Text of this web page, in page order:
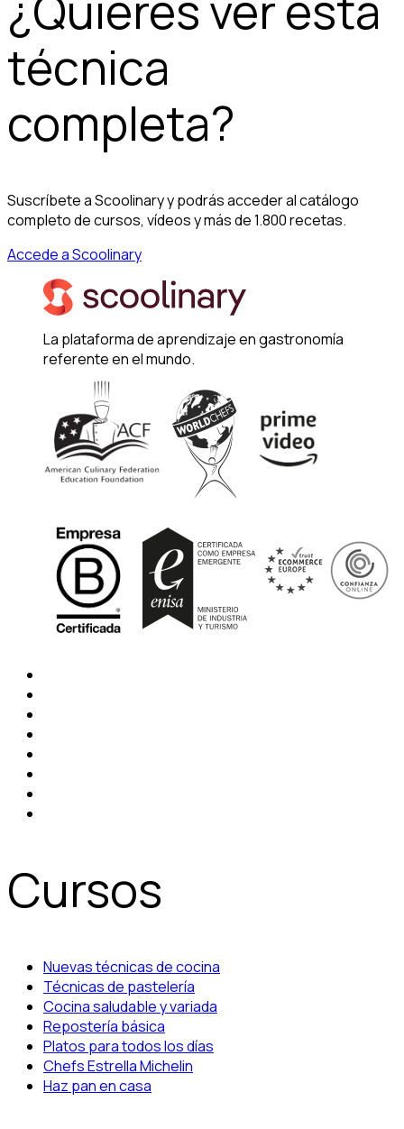
técnica
completa?
Suscríbete a Scoolinary y podrás acceder al catálogo
completo de cursos, vídeos y más de 1.800 recetas.
Accede a Scoolinary
La plataforma de aprendizaje en gastronomía
referente en el mundo.
Cursos
Nuevas técnicas de cocina
Técnicas de pastelería
Cocina saludable y variada
Repostería básica
Platos para todos los días
Chefs Estrella Michelin
Haz pan en casa